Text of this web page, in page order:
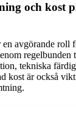
och kost
avgörande roll
regelbunden
tekniska
kost är också